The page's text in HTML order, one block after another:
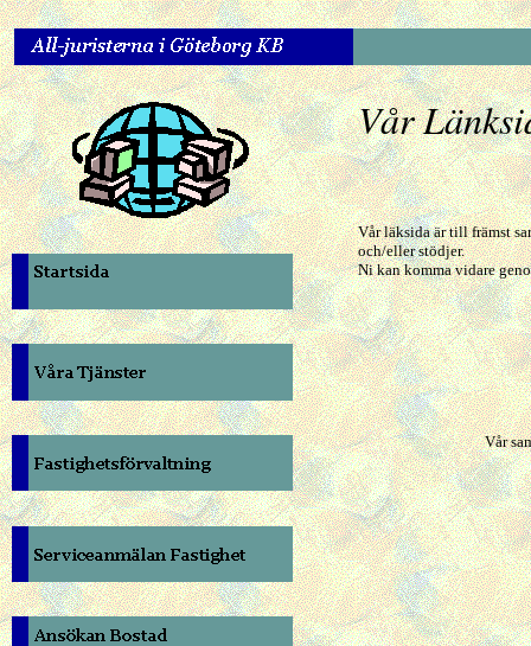
Vår
Vår läksida är till främst
och/eller stödjer.
Ni kan komma vidare
Vår